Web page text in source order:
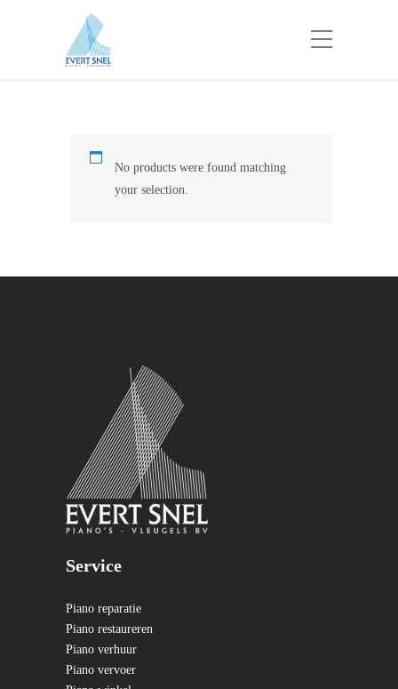
No products were found matching
your selection.
Service
Piano reparatie
Piano restaureren
Piano verhuur
Piano vervoer